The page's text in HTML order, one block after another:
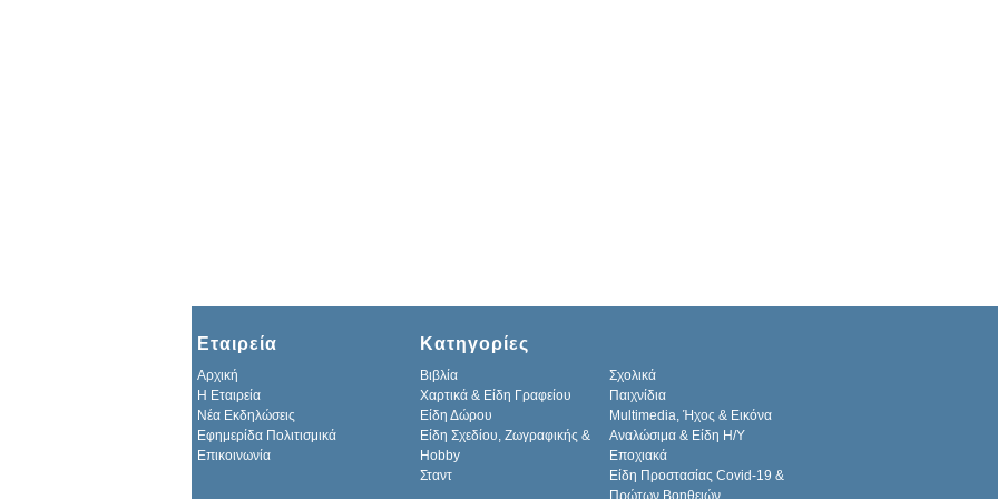
Εταιρεία
Αρχική
H Εταιρεία
Νέα Εκδηλώσεις
Εφημερίδα Πολιτισμικά
Επικοινωνία
Κατηγορίες
Βιβλία
Σχολικά
Χαρτικά & Είδη Γραφείου
Παιχνίδια
Είδη Δώρου
Multimedia, Ήχος & Εικόνα
Είδη Σχεδίου, Ζωγραφικής &
Hobby
Αναλώσιμα & Είδη Η/Υ
Εποχιακά
Σταντ
Είδη Προστασίας Covid-19 &
Πρώτων Βοηθειών